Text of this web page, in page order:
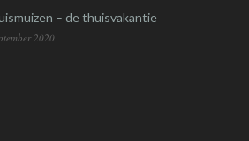
– de thuisvakantie
2020